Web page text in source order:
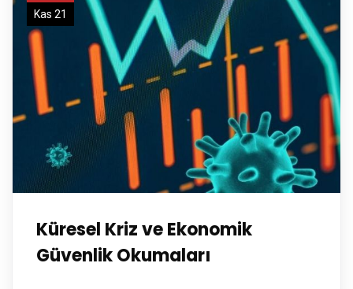
Kas 21
Küresel Kriz ve Ekonomik
Güvenlik Okumaları